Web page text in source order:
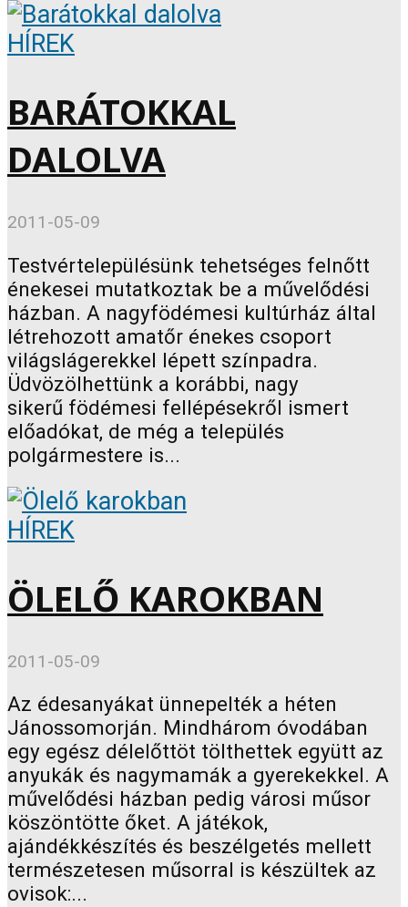
HÍREK
BARÁTOKKAL
DALOLVA
2011-05-09
Testvértelepülésünk tehetséges felnőtt
énekesei mutatkoztak be a művelődési
házban. A nagyfödémesi kultúrház által
létrehozott amatőr énekes csoport
világslágerekkel lépett színpadra.
Üdvözölhettünk a korábbi, nagy
sikerű födémesi fellépésekről ismert
előadókat, de még a település
polgármestere is...
HÍREK
ÖLELŐ KAROKBAN
2011-05-09
Az édesanyákat ünnepelték a héten
Jánossomorján. Mindhárom óvodában
egy egész délelőttöt tölthettek együtt az
anyukák és nagymamák a gyerekekkel. A
művelődési házban pedig városi műsor
köszöntötte őket. A játékok,
ajándékkészítés és beszélgetés mellett
természetesen műsorral is készültek az
ovisok:...